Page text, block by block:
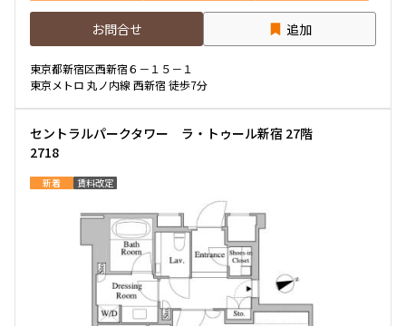
お問合せ 追加
東京都新宿区西新宿６－１５－１
東京メトロ 丸ノ内線 西新宿 徒歩7分
セントラルパークタワー ラ・トゥール新宿 27階
2718
新着 賃料改定